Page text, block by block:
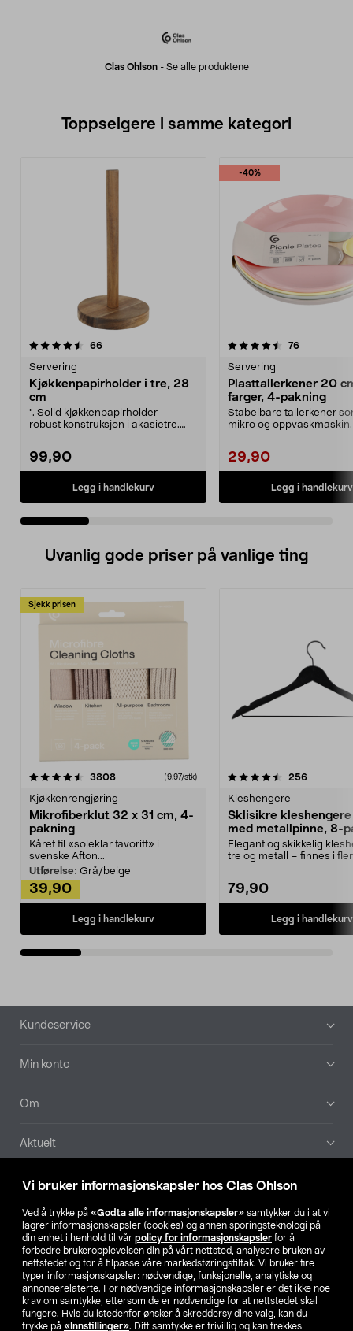
Vi bruker informasjonskapsler hos Clas Ohlson
Ved å trykke på «Godta alle informasjonskapsler» samtykker du i at vi
lagrer informasjonskapsler (cookies) og annen sporingsteknologi på
din enhet i henhold til vår policy for informasjonskapsler for å
forbedre brukeropplevelsen din på vårt nettsted, analysere bruken av
nettstedet og for å tilpasse våre markedsføringstiltak. Vi bruker fire
typer informasjonskapsler: nødvendige, funksjonelle, analytiske og
annonserelaterte. For nødvendige informasjonskapsler er det ikke noe
krav om samtykke, ettersom de er nødvendige for at nettstedet skal
fungere. Hvis du istedenfor ønsker å skreddersy dine valg, kan du
trykke på «Innstillinger». Ditt samtykke er frivillig og kan trekkes
Clas Ohlson- Se alle produktene
Toppselgere i samme kategori
66anmeldelser
Servering
Kjøkkenpapirholder i tre, 28
cm
". Solid kjøkkenpapirholder –
robust konstruksjon i akasietre.
99,90
Legg i handlekurv
-40%
4.5 av 5 stjerner 76
Servering
Plasttallerkener 20
farger, 4-pakning
Stabelbare tallerkener
mikro og
29,90
Legg i handlekurv
5.0 av 5 stjerner
Uvanlig gode priser på vanlige ting
Sjekk prisen
3808anmeldelser(9,97/stk)
Kjøkkenrengjøring
Mikrofiberklut 32 x 31 cm, 4-
pakning
Kåret til «soleklar favoritt» i
svenske Afton...
Utførelse: Grå/beige
39,90
Legg i handlekurv
4.5av 5 stjerner 256
Kleshengere
Sklisikre
med metallpinne, 8-
Elegant og skikkelig
tre og metall – finnes i
79,90
Legg i handlekurv
4.5av 5 stjerner
Bunntekst
Kundeservice
Min konto
Om
Aktuelt
Våre selskaper
Finn din butikk
SE NO FI